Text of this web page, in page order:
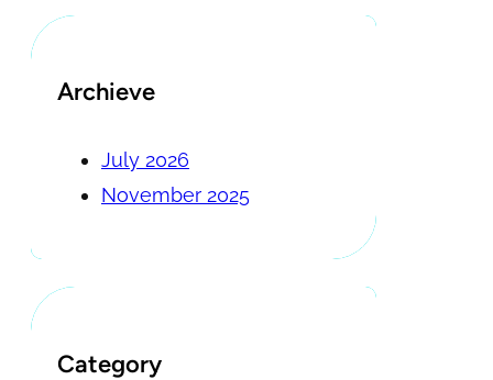
Archieve
July 2026
November 2025
Category